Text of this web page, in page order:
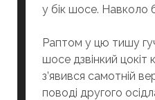
у бік шосе. Навколо
Раптом у цю тишу
шосе дзвінкий цокіт
з’явився самотній
поводі другого